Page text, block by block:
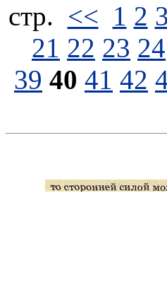
стp. << 1 2 3
21 22 23 24
39 40 41 42